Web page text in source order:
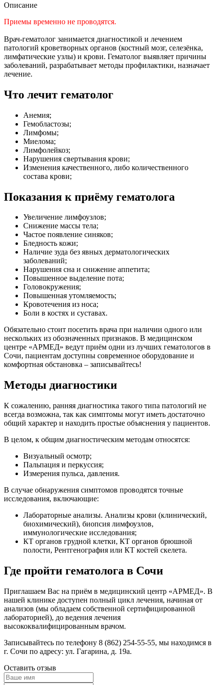
Описание
Приемы временно не проводятся.
Врач-гематолог занимается диагностикой и лечением
патологий кроветворных органов (костный мозг, селезёнка,
лимфатические узлы) и крови. Гематолог выявляет причины
заболеваний, разрабатывает методы профилактики, назначает
лечение.
Что лечит гематолог
Анемия;
Гемобластозы;
Лимфомы;
Миелома;
Лимфолейкоз;
Нарушения свертывания крови;
Изменения качественного, либо количественного
состава крови;
Показания к приёму гематолога
Увеличение лимфоузлов;
Снижение массы тела;
Частое появление синяков;
Бледность кожи;
Наличие зуда без явных дерматологических
заболеваний;
Нарушения сна и снижение аппетита;
Повышенное выделение пота;
Головокружения;
Повышенная утомляемость;
Кровотечения из носа;
Боли в костях и суставах.
Обязательно стоит посетить врача при наличии одного или
нескольких из обозначенных признаков. В медицинском
центре «АРМЕД» ведут приём одни из лучших гематологов в
Сочи, пациентам доступны современное оборудование и
комфортная обстановка – записывайтесь!
Методы диагностики
К сожалению, ранняя диагностика такого типа патологий не
всегда возможна, так как симптомы могут иметь достаточно
общий характер и находить простые объяснения у пациентов.
В целом, к общим диагностическим методам относятся:
Визуальный осмотр;
Пальпация и перкуссия;
Измерения пульса, давления.
В случае обнаружения симптомов проводятся точные
исследования, включающие:
Лабораторные анализы. Анализы крови (клинический,
биохимический), биопсия лимфоузлов,
иммунологические исследования;
КТ органов грудной клетки, КТ органов брюшной
полости, Рентгенография или КТ костей скелета.
Где пройти гематолога в Сочи
Приглашаем Вас на приём в медицинский центр «АРМЕД». В
нашей клинике доступен полный цикл лечения, начиная от
анализов (мы обладаем собственной сертифицированной
лабораторией), до ведения лечения
высококвалифицированным врачом.
Записывайтесь по телефону 8 (862) 254-55-55, мы находимся в
г. Сочи по адресу: ул. Гагарина, д. 19а.
Оставить отзыв